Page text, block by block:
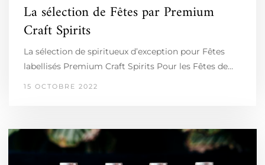
La sélection de Fêtes par Premium
Craft Spirits
La sélection de spiritueux d’exception pour Fêtes
labellisés Premium Craft Spirits Pour les Fêtes de…
15 OCTOBRE 2022